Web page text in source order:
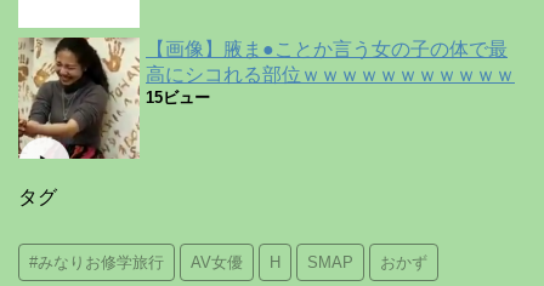
【画像】腋ま●ことか言う女の子の体で最
高にシコれる部位ｗｗｗｗｗｗｗｗｗｗｗ
15ビュー
タグ
#みなりお修学旅行 AV女優 H SMAP おかず